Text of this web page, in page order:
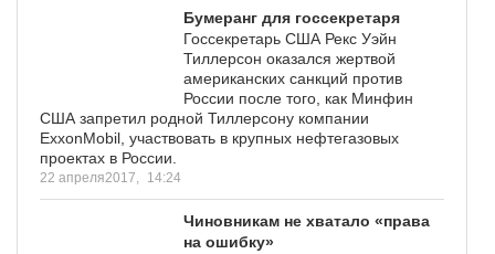
Бумеранг для госсекретаря
Госсекретарь США Рекс Уэйн
Тиллерсон оказался жертвой
американских санкций против
России после того, как Минфин
США запретил родной Тиллерсону компании
ExxonMobil, участвовать в крупных нефтегазовых
проектах в России.
22 апреля2017, 14:24
Чиновникам не хватало «права
на ошибку»